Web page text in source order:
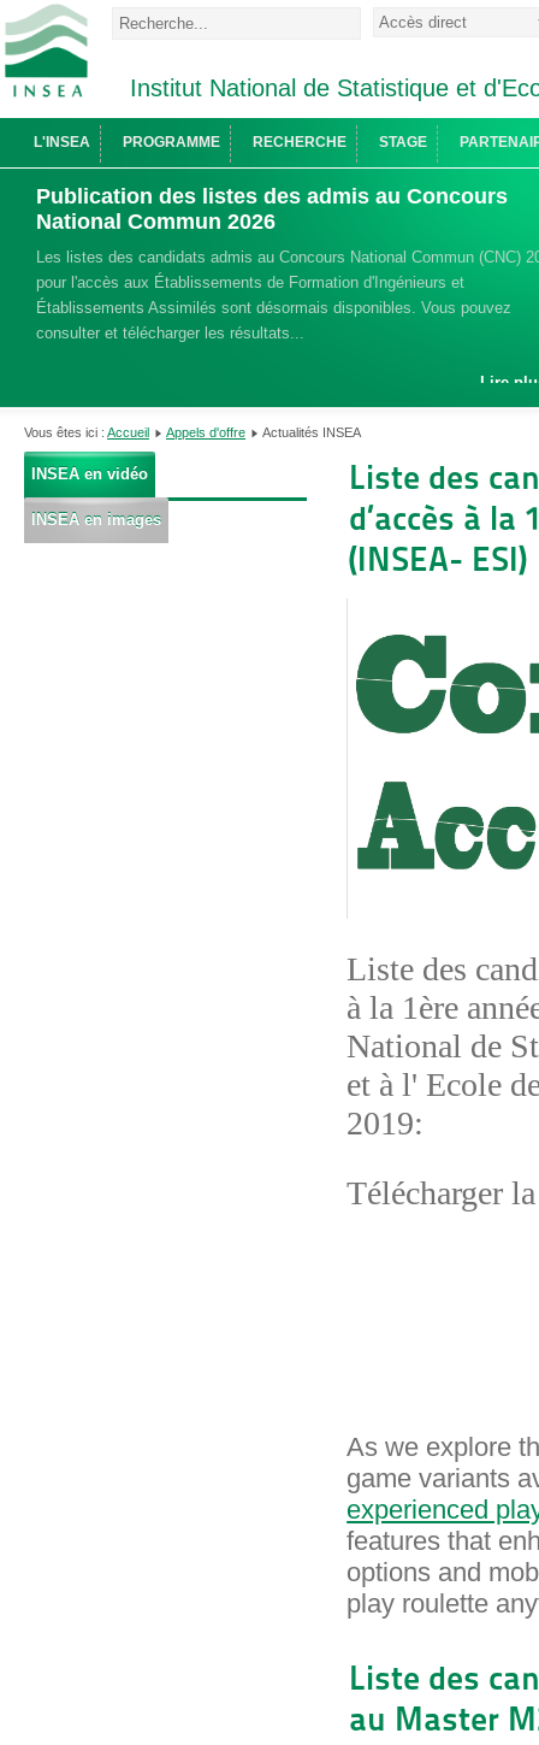
Institut National de Statistique et
L'INSEA PROGRAMME RECHERCHE STAGE
Publication des listes des admis au Concours
National Commun 2026
Les listes des candidats admis au Concours National Commun (CNC)
pour l'accès aux Établissements de Formation d'Ingénieurs et
Établissements Assimilés sont désormais disponibles. Vous pouvez
consulter et télécharger les résultats...
Lire
Vous êtes ici : Accueil Appels d'offre Actualités INSEA
INSEA en vidéo
INSEA en images
Liste des
d’accès à la
(INSEA- ESI)
Liste des
à la 1ère
National de
et à l' Ecole
2019:
Télécharger
As we explore
game variants
experienced
features that
options and
play roulette
Liste des
au Master